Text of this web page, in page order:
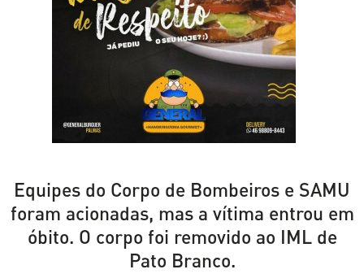
Equipes do Corpo de Bombeiros e SAMU
foram acionadas, mas a vítima entrou em
óbito. O corpo foi removido ao IML de
Pato Branco.